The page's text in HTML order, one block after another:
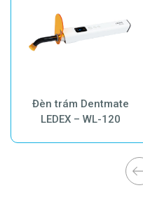
Đèn trám Dentmate
LEDEX – WL-120